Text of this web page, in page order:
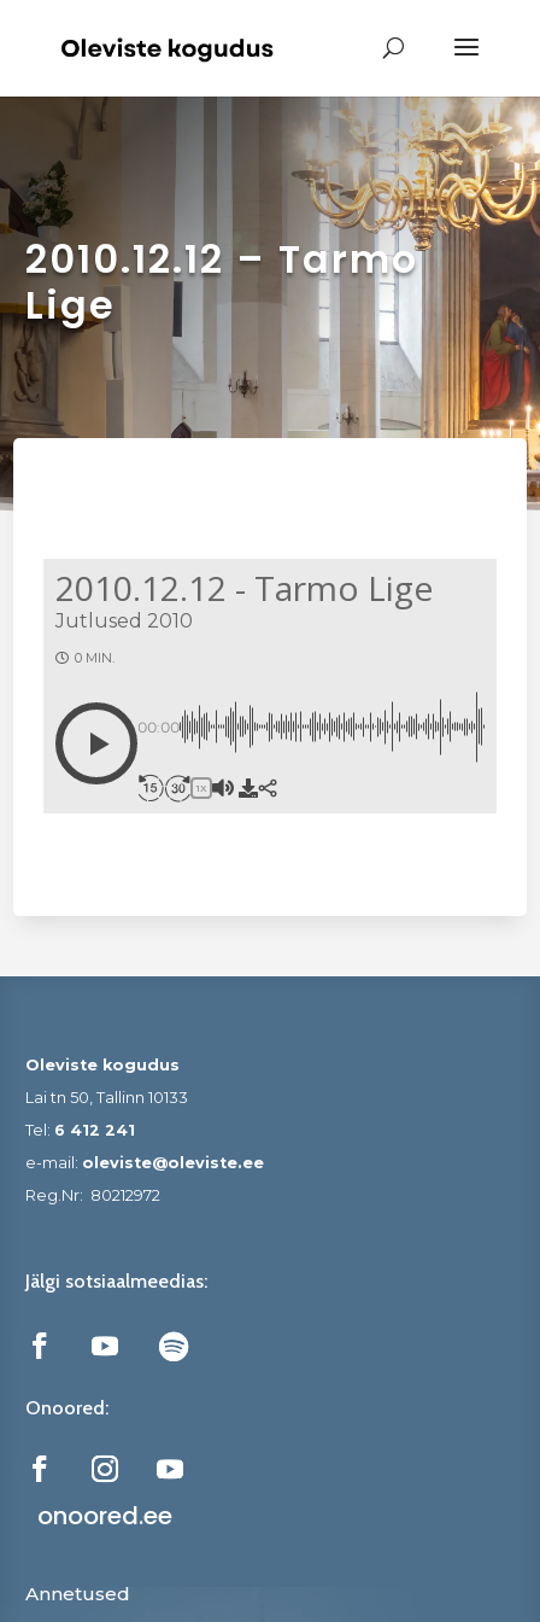
2010.12.12 – Tarmo
Lige
2010.12.12 - Tarmo Lige
Jutlused 2010
0 MIN.
00:00
1X
Oleviste kogudus
Lai tn 50, Tallinn 10133
Tel: 6 412 241
e-mail: oleviste@oleviste.ee
Reg.Nr: 80212972
Jälgi sotsiaalmeedias:
Onoored:
onoored.ee
Annetused